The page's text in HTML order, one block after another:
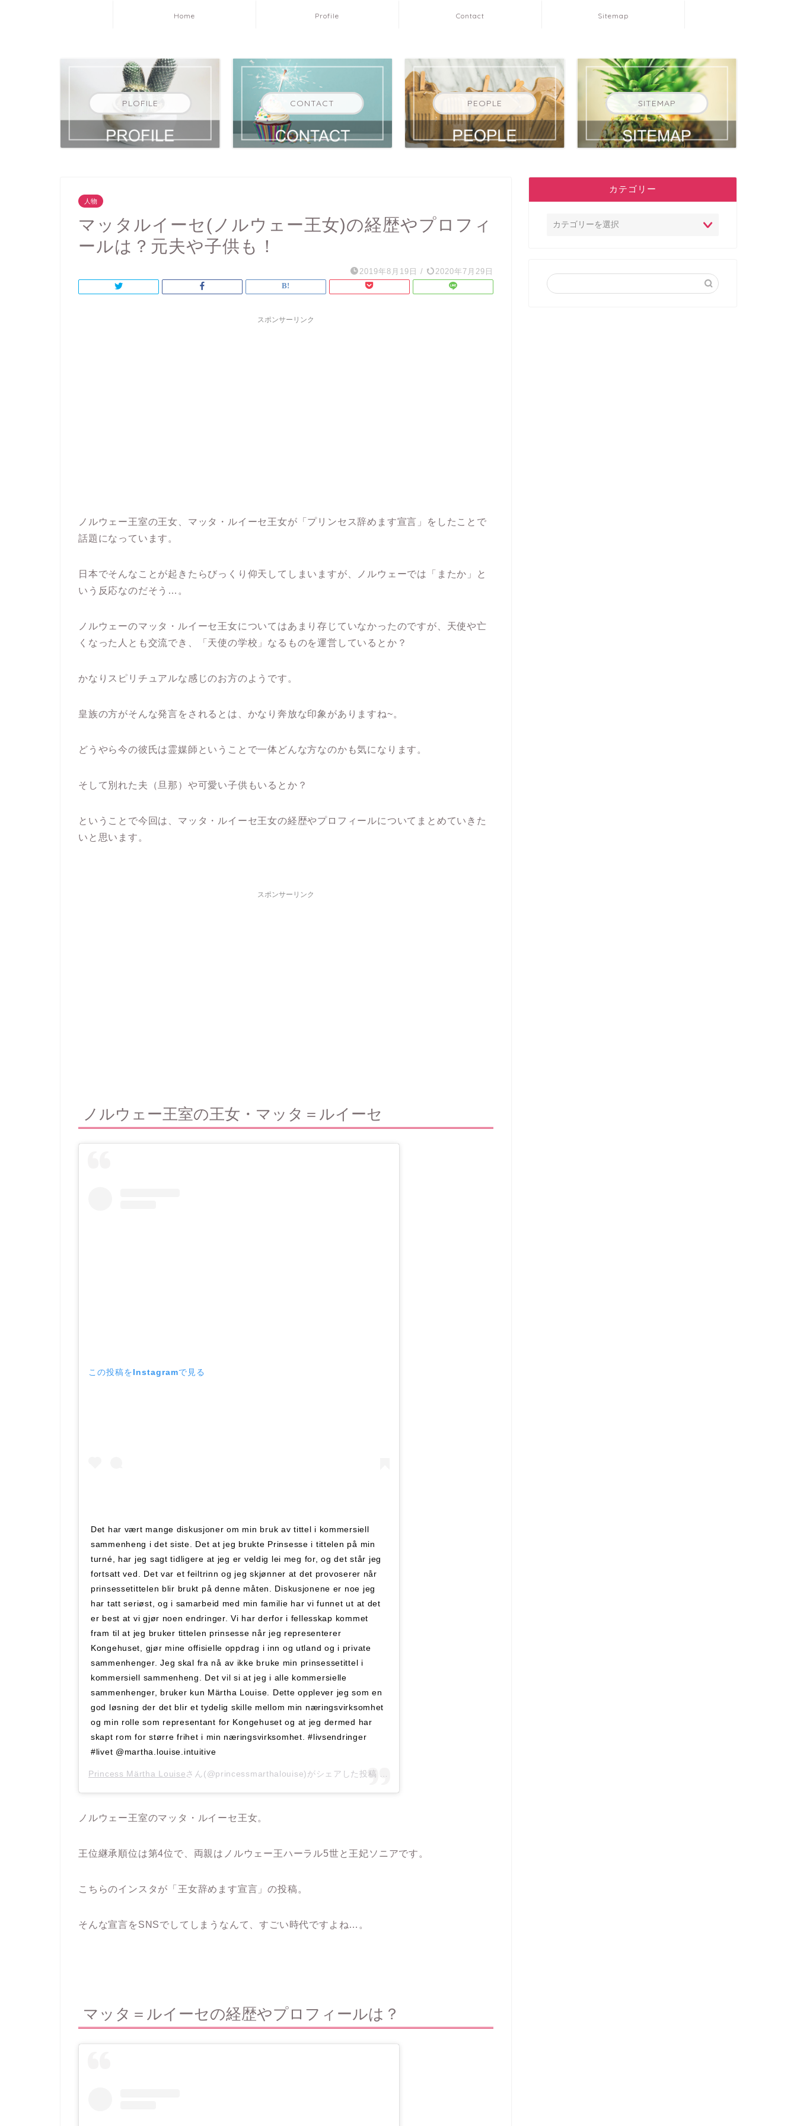
Home Profile Contact Sitemap
PLOFILE CONTACT PEOPLE SITEMAP
人物
マッタルイーセ(ノルウェー王女)の経歴やプロフィ
ールは？元夫や子供も！
2019年8月19日 / 2020年7月29日
スポンサーリンク
ノルウェー王室の王女、マッタ・ルイーセ王女が「プリンセス辞めます宣言」をしたことで
話題になっています。
日本でそんなことが起きたらびっくり仰天してしまいますが、ノルウェーでは「またか」と
いう反応なのだそう…。
ノルウェーのマッタ・ルイーセ王女についてはあまり存じていなかったのですが、天使や亡
くなった人とも交流でき、「 天使の学校 」なるものを運営しているとか？
かなりスピリチュアルな感じのお方のようです。
皇族の方がそんな発言をされるとは、かなり奔放な印象がありますね~。
どうやら今の彼氏は霊媒師ということで一体どんな方なのかも気になります。
そして別れた夫（旦那）や可愛い子供もいるとか？
ということで今回は、マッタ・ルイーセ王女の経歴やプロフィールについてまとめていきた
いと思います。
スポンサーリンク
ノルウェー王室の王女・マッタ＝ルイーセ
この投稿をInstagramで見る
Det har vært mange diskusjoner om min bruk av tittel i kommersiell
sammenheng i det siste. Det at jeg brukte Prinsesse i tittelen på min
turné, har jeg sagt tidligere at jeg er veldig lei meg for, og det står jeg
fortsatt ved. Det var et feiltrinn og jeg skjønner at det provoserer når
prinsessetittelen blir brukt på denne måten. Diskusjonene er noe jeg
har tatt seriøst, og i samarbeid med min familie har vi funnet ut at det
er best at vi gjør noen endringer. Vi har derfor i fellesskap kommet
fram til at jeg bruker tittelen prinsesse når jeg representerer
Kongehuset, gjør mine offisielle oppdrag i inn og utland og i private
sammenhenger. Jeg skal fra nå av ikke bruke min prinsessetittel i
kommersiell sammenheng. Det vil si at jeg i alle kommersielle
sammenhenger, bruker kun Märtha Louise. Dette opplever jeg som en
god løsning der det blir et tydelig skille mellom min næringsvirksomhet
og min rolle som representant for Kongehuset og at jeg dermed har
skapt rom for større frihet i min næringsvirksomhet. #livsendringer
#livet @martha.louise.intuitive
Princess Märtha Louiseさん(@princessmarthalouise)がシェアした投稿 –
ノルウェー王室のマッタ・ルイーセ王女。
王位継承順位は第4位で、両親はノルウェー王ハーラル5世と王妃ソニアです。
こちらのインスタが「王女辞めます宣言」の投稿。
そんな宣言をSNSでしてしまうなんて、すごい時代ですよね…。
マッタ＝ルイーセの経歴やプロフィールは？
カテゴリー